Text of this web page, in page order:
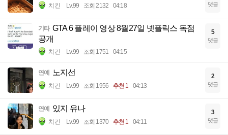
치킨 Lv.99 조회 2132 04:18 댓글
기타 GTA 6 플레이 영상 8월27일 넷플릭스 독점
공개
치킨 Lv.99 조회 1751 04:15
5
댓글
연예 노지선
치킨 Lv.99 조회 1956 추천 1 04:13
2
댓글
연예 있지 유나
치킨 Lv.99 조회 1370 추천 1 04:11
3
댓글